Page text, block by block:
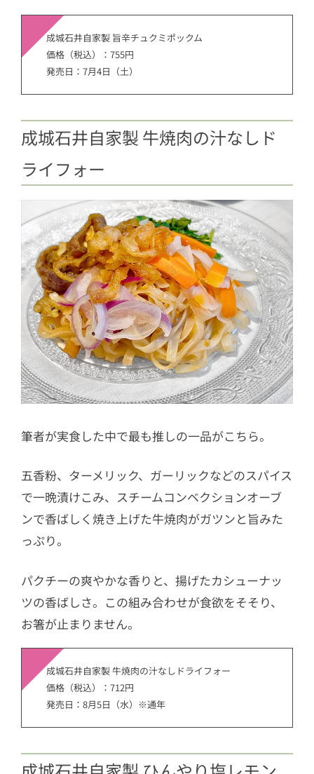
成城石井自家製 旨辛チュクミポックム
価格（税込）：755円
発売日：7月4日（土）
成城石井自家製 牛焼肉の汁なしド
ライフォー
筆者が実食した中で最も推しの一品がこちら。
五香粉、ターメリック、ガーリックなどのスパイス
で一晩漬けこみ、スチームコンベクションオーブ
ンで香ばしく焼き上げた牛焼肉がガツンと旨みた
っぷり。
パクチーの爽やかな香りと、揚げたカシューナッ
ツの香ばしさ。この組み合わせが食欲をそそり、
お箸が止まりません。
成城石井自家製 牛焼肉の汁なしドライフォー
価格（税込）：712円
発売日：8月5日（水）※通年